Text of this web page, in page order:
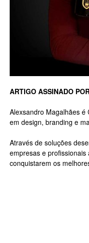
ARTIGO ASSINADO
Alexsandro Magalhães é
em design, branding e
Através de soluções
empresas e
conquistarem os